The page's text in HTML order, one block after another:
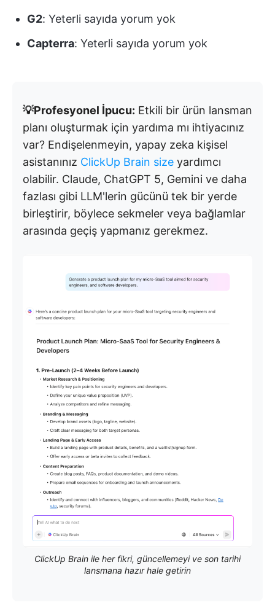
G2: Yeterli sayıda yorum yok
Capterra: Yeterli sayıda yorum yok
💡Profesyonel İpucu: Etkili bir ürün lansman
planı oluşturmak için yardıma mı ihtiyacınız
var? Endişelenmeyin, yapay zeka kişisel
asistanınız ClickUp Brain size yardımcı
olabilir. Claude, ChatGPT 5, Gemini ve daha
fazlası gibi LLM'lerin gücünü tek bir yerde
birleştirir, böylece sekmeler veya bağlamlar
arasında geçiş yapmanız gerekmez.
ClickUp Brain ile her fikri, güncellemeyi ve son tarihi
lansmana hazır hale getirin